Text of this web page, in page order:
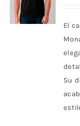
El
Su